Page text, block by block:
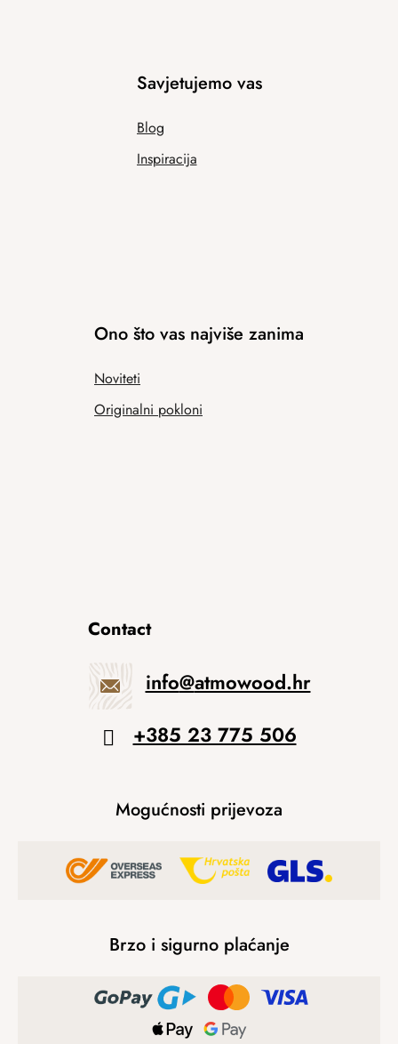
Savjetujemo vas
Blog
Inspiracija
Ono što vas najviše zanima
Noviteti
Originalni pokloni
Contact
info@atmowood.hr
+385 23 775 506
Mogućnosti prijevoza
Brzo i sigurno plaćanje